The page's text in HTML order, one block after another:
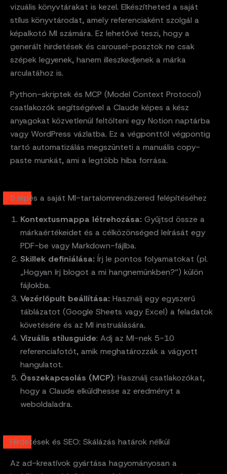
vizuális könyvtárakat is kezel. Elkészítheted a saját
stílus könyvtárodat, amely referenciaként szolgál a
képalkotó MI számára. Ez lehetővé teszi, hogy a
generált hirdetések és carousel-posztok ne csak
szépek legyenek, hanem illeszkedjenek a márka
arculatához is.
Python-skriptek és MCP (Model Context Protocol)
csatlakozók segítségével a Claude képes a kész
anyagokat közvetlenül feltölteni egy Notion naptárba
vagy WordPress vázlatba. Ez a végponttól végpontig
tartó automatizálás megszünteti a manuális copy-
paste munkát, ami a legtöbb hiba forrása.
5 lépés a saját MI-tartalomrendszered felépítéséhez
Kontextusmappa létrehozása: Gyűjtsd össze a
márkaértékeidet és a célközönséged leírását egy
PDF-be vagy Markdown-fájlba.
Skillek definiálása: Írj le pontos folyamatokat (pl.
„Hogyan írj blogot a mi hangnemünkben?”) külön
fájlokba.
Vezérlőpult beállítása: Használj egy egyszerű
táblázatot (Google Sheets vagy Excel) a feladatok
követésére és az MI instruálására.
Vizuális stílusguide: Adj az MI-nek 5-10
referenciafotót, amik meghatározzák a vágyott
hangulatot.
Összekapcsolás (MCP): Használj csatlakozókat,
hogy a Claude elküldhesse az eredményt a
weboldaladra.
Hirdetések és SEO: Skálázás határok nélkül
Az ad-kreatívok gyártása hagyományosan a